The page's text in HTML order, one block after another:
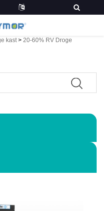
kast> 20-60% RV Droge